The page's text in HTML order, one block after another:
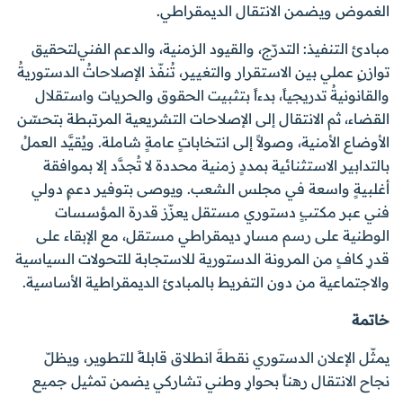
الغموض ويضمن الانتقال الديمقراطي.
مبادئ التنفيذ: التدرّج، والقيود الزمنية، والدعم الفني لتحقيق
توازنٍ عملي بين الاستقرار والتغيير، تُنفّذ الإصلاحاتُ الدستوريةُ
والقانونيةُ تدريجياً، بدءاً بتثبيت الحقوق والحريات واستقلال
القضاء، ثم الانتقال إلى الإصلاحات التشريعية المرتبطة بتحسّن
الأوضاع الأمنية، وصولاً إلى انتخاباتٍ عامةٍ شاملة. ويُقيَّد العملُ
بالتدابير الاستثنائية بمددٍ زمنية محددة لا تُجدَّد إلا بموافقة
أغلبيةٍ واسعة في مجلس الشعب. ويوصى بتوفير دعمٍ دولي
فني عبر مكتبٍ دستوري مستقل يعزّز قدرة المؤسسات
الوطنية على رسم مسارٍ ديمقراطي مستقل، مع الإبقاء على
قدرٍ كافٍ من المرونة الدستورية للاستجابة للتحولات السياسية
والاجتماعية من دون التفريط بالمبادئ الديمقراطية الأساسية.
خاتمة
يمثّل الإعلان الدستوري نقطةَ انطلاق قابلةً للتطوير، ويظلّ
نجاح الانتقال رهناً بحوارٍ وطني تشاركي يضمن تمثيل جميع